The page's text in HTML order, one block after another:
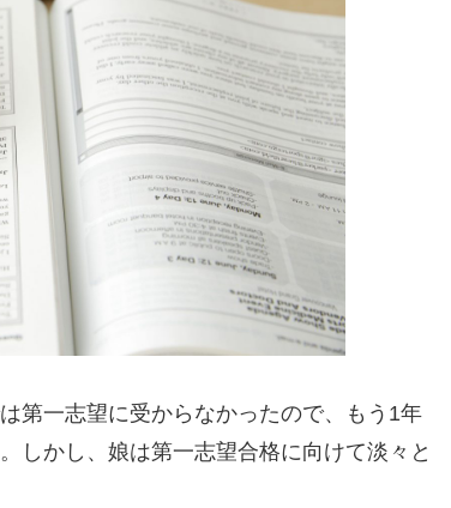
第一志望に受からなかったので、もう1年
しかし、娘は第一志望合格に向けて淡々と